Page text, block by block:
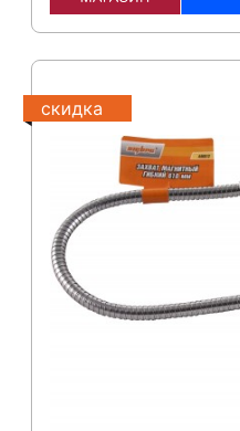
скидка